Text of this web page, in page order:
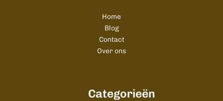
Home
Blog
Contact
Over ons
Categorieën